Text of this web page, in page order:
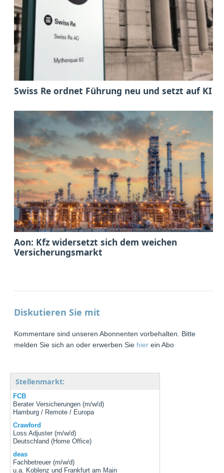
Swiss Re ordnet Führung neu und setzt auf KI
Aon: Kfz widersetzt sich dem weichen
Versicherungsmarkt
Diskutieren Sie mit
Kommentare sind unseren Abonnenten vorbehalten. Bitte
melden Sie sich an oder erwerben Sie hier ein Abo
Stellenmarkt:
FCB
Berater Versicherungen (m/w/d)
Hamburg / Remote / Europa
Crawford
Loss Adjuster (m/w/d)
Deutschland (Home Office)
deas
Fachbetreuer (m/w/d)
u.a. Koblenz und Frankfurt am Main